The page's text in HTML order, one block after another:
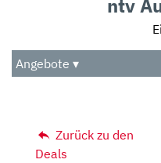
Audio
Das Beste
ntv
Angebote ▾
Zurück zu den
Deals